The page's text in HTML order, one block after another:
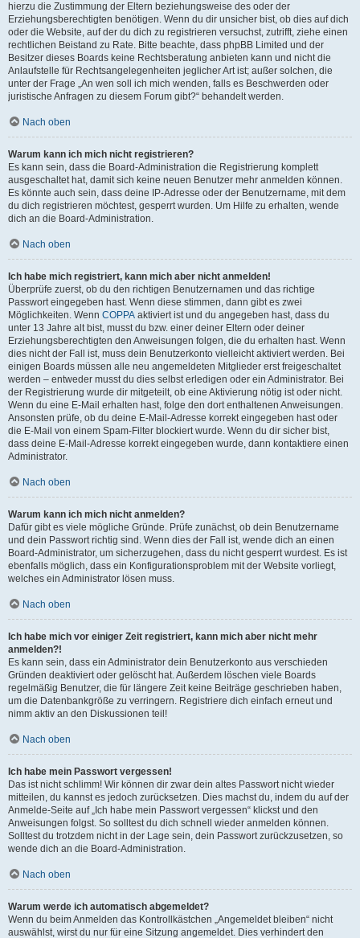
hierzu die Zustimmung der Eltern beziehungsweise des oder der
Erziehungsberechtigten benötigen. Wenn du dir unsicher bist, ob dies auf dich
oder die Website, auf der du dich zu registrieren versuchst, zutrifft, ziehe einen
rechtlichen Beistand zu Rate. Bitte beachte, dass phpBB Limited und der
Besitzer dieses Boards keine Rechtsberatung anbieten kann und nicht die
Anlaufstelle für Rechtsangelegenheiten jeglicher Art ist; außer solchen, die
unter der Frage „An wen soll ich mich wenden, falls es Beschwerden oder
juristische Anfragen zu diesem Forum gibt?“ behandelt werden.
Nach oben
Warum kann ich mich nicht registrieren?
Es kann sein, dass die Board-Administration die Registrierung komplett
ausgeschaltet hat, damit sich keine neuen Benutzer mehr anmelden können.
Es könnte auch sein, dass deine IP-Adresse oder der Benutzername, mit dem
du dich registrieren möchtest, gesperrt wurden. Um Hilfe zu erhalten, wende
dich an die Board-Administration.
Nach oben
Ich habe mich registriert, kann mich aber nicht anmelden!
Überprüfe zuerst, ob du den richtigen Benutzernamen und das richtige
Passwort eingegeben hast. Wenn diese stimmen, dann gibt es zwei
Möglichkeiten. Wenn COPPA aktiviert ist und du angegeben hast, dass du
unter 13 Jahre alt bist, musst du bzw. einer deiner Eltern oder deiner
Erziehungsberechtigten den Anweisungen folgen, die du erhalten hast. Wenn
dies nicht der Fall ist, muss dein Benutzerkonto vielleicht aktiviert werden. Bei
einigen Boards müssen alle neu angemeldeten Mitglieder erst freigeschaltet
werden – entweder musst du dies selbst erledigen oder ein Administrator. Bei
der Registrierung wurde dir mitgeteilt, ob eine Aktivierung nötig ist oder nicht.
Wenn du eine E-Mail erhalten hast, folge den dort enthaltenen Anweisungen.
Ansonsten prüfe, ob du deine E-Mail-Adresse korrekt eingegeben hast oder
die E-Mail von einem Spam-Filter blockiert wurde. Wenn du dir sicher bist,
dass deine E-Mail-Adresse korrekt eingegeben wurde, dann kontaktiere einen
Administrator.
Nach oben
Warum kann ich mich nicht anmelden?
Dafür gibt es viele mögliche Gründe. Prüfe zunächst, ob dein Benutzername
und dein Passwort richtig sind. Wenn dies der Fall ist, wende dich an einen
Board-Administrator, um sicherzugehen, dass du nicht gesperrt wurdest. Es ist
ebenfalls möglich, dass ein Konfigurationsproblem mit der Website vorliegt,
welches ein Administrator lösen muss.
Nach oben
Ich habe mich vor einiger Zeit registriert, kann mich aber nicht mehr
anmelden?!
Es kann sein, dass ein Administrator dein Benutzerkonto aus verschieden
Gründen deaktiviert oder gelöscht hat. Außerdem löschen viele Boards
regelmäßig Benutzer, die für längere Zeit keine Beiträge geschrieben haben,
um die Datenbankgröße zu verringern. Registriere dich einfach erneut und
nimm aktiv an den Diskussionen teil!
Nach oben
Ich habe mein Passwort vergessen!
Das ist nicht schlimm! Wir können dir zwar dein altes Passwort nicht wieder
mitteilen, du kannst es jedoch zurücksetzen. Dies machst du, indem du auf der
Anmelde-Seite auf „Ich habe mein Passwort vergessen“ klickst und den
Anweisungen folgst. So solltest du dich schnell wieder anmelden können.
Solltest du trotzdem nicht in der Lage sein, dein Passwort zurückzusetzen, so
wende dich an die Board-Administration.
Nach oben
Warum werde ich automatisch abgemeldet?
Wenn du beim Anmelden das Kontrollkästchen „Angemeldet bleiben“ nicht
auswählst, wirst du nur für eine Sitzung angemeldet. Dies verhindert den